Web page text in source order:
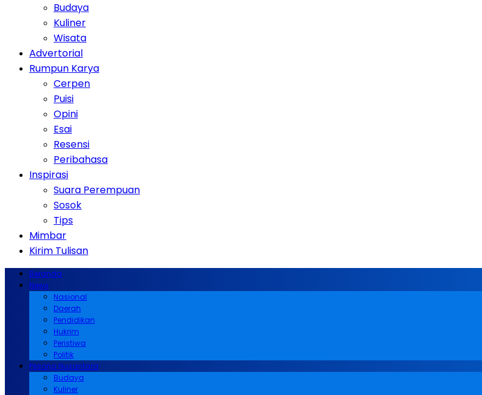
Budaya
Kuliner
Wisata
Advertorial
Rumpun Karya
Cerpen
Puisi
Opini
Esai
Resensi
Peribahasa
Inspirasi
Suara Perempuan
Sosok
Tips
Mimbar
Kirim Tulisan
Beranda
News
Nasional
Daerah
Pendidikan
Hukrim
Peristiwa
Politik
Pesona Nusantara
Budaya
Kuliner